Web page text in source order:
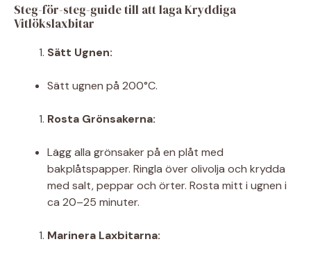
Steg-för-steg-guide till att laga Kryddiga
Vitlökslaxbitar
Sätt Ugnen:
Sätt ugnen på 200°C.
Rosta Grönsakerna:
Lägg alla grönsaker på en plåt med
bakplåtspapper. Ringla över olivolja och krydda
med salt, peppar och örter. Rosta mitt i ugnen i
ca 20–25 minuter.
Marinera Laxbitarna: